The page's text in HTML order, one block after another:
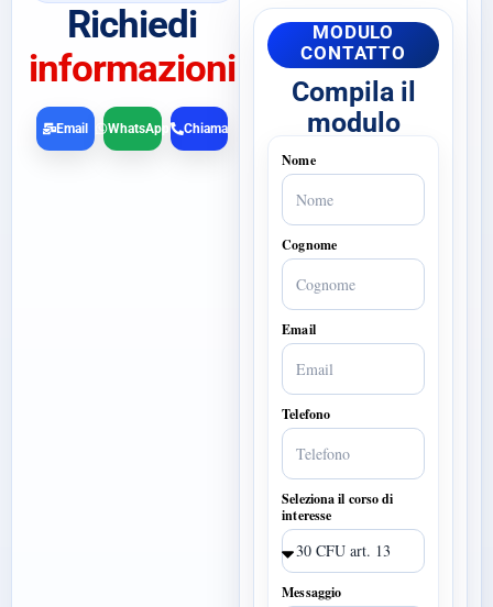
Richiedi
informazioni
Chiama
Email WhatsApp
MODULO
CONTATTO
Compila il
modulo
Nome
Cognome
Email
Telefono
Seleziona il corso di
interesse
Messaggio